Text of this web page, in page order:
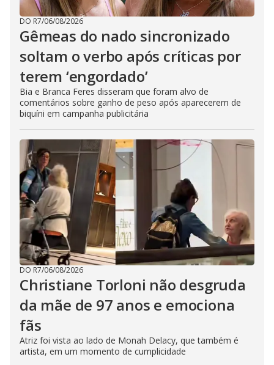
DO R7/06/08/2026
Gêmeas do nado sincronizado
soltam o verbo após críticas por
terem ‘engordado’
Bia e Branca Feres disseram que foram alvo de
comentários sobre ganho de peso após aparecerem de
biquíni em campanha publicitária
DO R7/06/08/2026
Christiane Torloni não desgruda
da mãe de 97 anos e emociona
fãs
Atriz foi vista ao lado de Monah Delacy, que também é
artista, em um momento de cumplicidade